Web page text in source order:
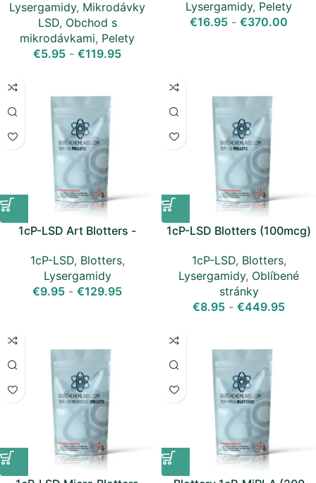
Lysergamidy, Mikrodávky
LSD, Obchod s
mikrodávkami, Pelety
€5.95 - €119.95
Lysergamidy, Pelety
€16.95 - €370.00
1cP-LSD Art Blotters -
1cP-LSD, Blotters,
Lysergamidy
€9.95 - €129.95
1cP-LSD Blotters (100mcg)
1cP-LSD, Blotters,
Lysergamidy, Oblíbené
stránky
€8.95 - €449.95